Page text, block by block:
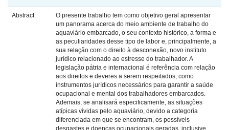
Abstract:
O presente trabalho tem como objetivo geral apresentar
um panorama acerca do meio ambiente de trabalho do
aquaviário embarcado, o seu contexto histórico, a forma e
as peculiaridades desse tipo de labor e, principalmente, a
sua relação com o direito à desconexão, novo instituto
jurídico relacionado ao estresse do trabalhador. A
legislação pátria e internacional é referência com relação
aos direitos e deveres a serem respeitados, como
instrumentos jurídicos necessários para garantir a saúde
ocupacional e mental dos trabalhadores embarcados.
Ademais, se analisará especificamente, as situações
atípicas vividas pelo aquaviário, devido a categoria
diferenciada em que se encontram, os possíveis